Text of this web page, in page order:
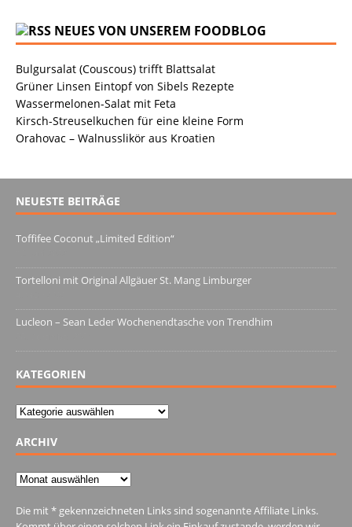
NEUES VON UNSEREM FOODBLOG
Bulgursalat (Couscous) trifft Blattsalat
Grüner Linsen Eintopf von Sibels Rezepte
Wassermelonen-Salat mit Feta
Kirsch-Streuselkuchen für eine kleine Form
Orahovac – Walnusslikör aus Kroatien
NEUESTE BEITRÄGE
Toffifee Coconut „Limited Edition“
Tortelloni mit Original Allgäuer St. Mang Limburger
Lucleon – Sean Leder Wochenendtasche von Trendhim
KATEGORIEN
Kategorien
ARCHIV
Archiv
Die mit * gekennzeichneten Links sind sogenannte Affiliate Links.